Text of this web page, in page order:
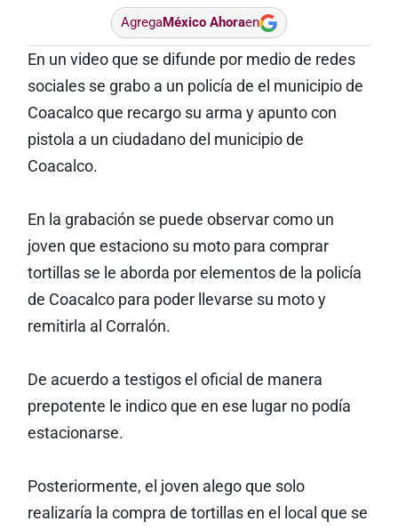
AgregaMéxico Ahoraen
En un video que se difunde por medio de redes
sociales se grabo a un policía de el municipio de
Coacalco que recargo su arma y apunto con
pistola a un ciudadano del municipio de
Coacalco.
En la grabación se puede observar como un
joven que estaciono su moto para comprar
tortillas se le aborda por elementos de la policía
de Coacalco para poder llevarse su moto y
remitirla al Corralón.
De acuerdo a testigos el oficial de manera
prepotente le indico que en ese lugar no podía
estacionarse.
Posteriormente, el joven alego que solo
realizaría la compra de tortillas en el local que se